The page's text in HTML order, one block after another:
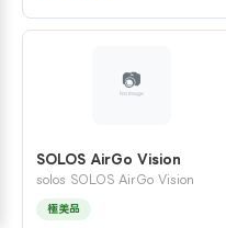
SOLOS AirGo Vision
solos SOLOS AirGo Vision
極美品